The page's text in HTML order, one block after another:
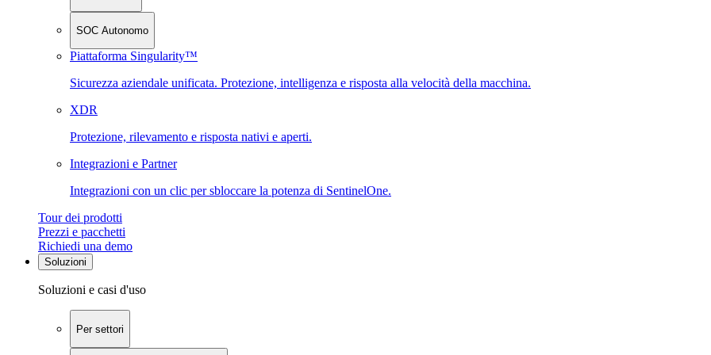
SOC Autonomo
Piattaforma Singularity™
Sicurezza aziendale unificata. Protezione, intelligenza e risposta alla velocità della macchina.
XDR
Protezione, rilevamento e risposta nativi e aperti.
Integrazioni e Partner
Integrazioni con un clic per sbloccare la potenza di SentinelOne.
Tour dei prodotti
Prezzi e pacchetti
Richiedi una demo
Soluzioni
Soluzioni e casi d'uso
Per settori